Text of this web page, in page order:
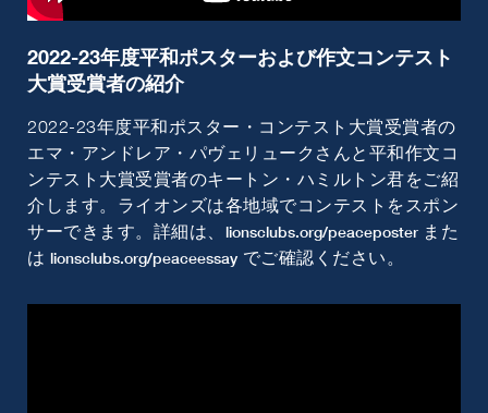
2022-23年度平和ポスターおよび作文コンテスト
大賞受賞者の紹介
2022-23年度平和ポスター・コンテスト大賞受賞者の
エマ・アンドレア・パヴェリュークさんと平和作文コ
ンテスト大賞受賞者のキートン・ハミルトン君をご紹
介します。ライオンズは各地域でコンテストをスポン
サーできます。詳細は、 lionsclubs.org/peaceposterまた
は lionsclubs.org/peaceessay でご確認ください。